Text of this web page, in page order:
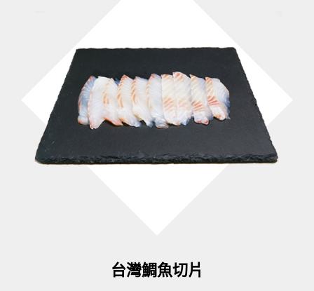
台灣鯛魚切片